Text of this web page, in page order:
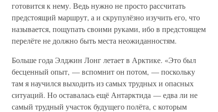
готовится к нему. Ведь нужно не просто рассчитать
предстоящий маршрут, а и скрупулёзно изучить его, что
называется, пощупать своими руками, ибо в предстоящем
перелёте не должно быть места неожиданностям.
Больше года Элджин Лонг летает в Арктике. «Это был
бесценный опыт, — вспомнит он потом, — поскольку
там я научился выходить из самых трудных и опасных
ситуаций. Но оставалась ещё Антарктида — едва ли не
самый трудный участок будущего полёта, с которым